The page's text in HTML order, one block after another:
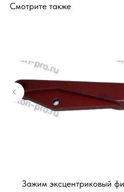
Смотрите также
Зажим эксцентриковый